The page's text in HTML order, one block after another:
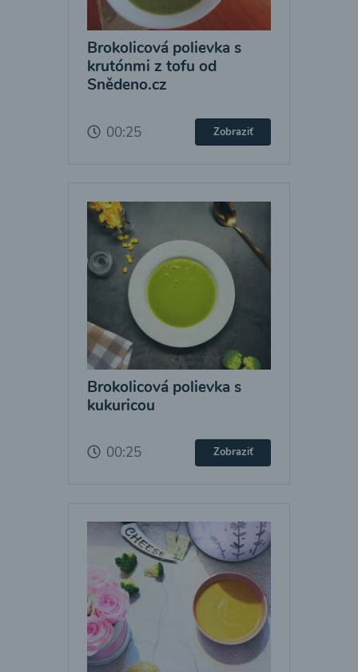
Brokolicová polievka s
krutónmi z tofu od
Snědeno.cz
00:25 Zobraziť
Brokolicová polievka s
kukuricou
00:25 Zobraziť